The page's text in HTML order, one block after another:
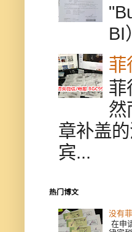
BI
菲
菲
然
章补盖
宾...
热门博文
没有
在申